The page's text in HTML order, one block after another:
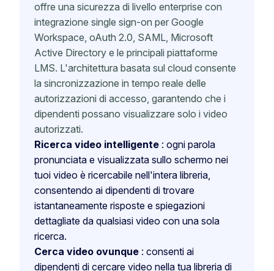
offre una sicurezza di livello enterprise con
integrazione single sign-on per Google
Workspace, oAuth 2.0, SAML, Microsoft
Active Directory e le principali piattaforme
LMS. L'architettura basata sul cloud consente
la sincronizzazione in tempo reale delle
autorizzazioni di accesso, garantendo che i
dipendenti possano visualizzare solo i video
autorizzati.
Ricerca video intelligente : ogni parola
pronunciata e visualizzata sullo schermo nei
tuoi video è ricercabile nell'intera libreria,
consentendo ai dipendenti di trovare
istantaneamente risposte e spiegazioni
dettagliate da qualsiasi video con una sola
ricerca.
Cerca video ovunque : consenti ai
dipendenti di cercare video nella tua libreria di